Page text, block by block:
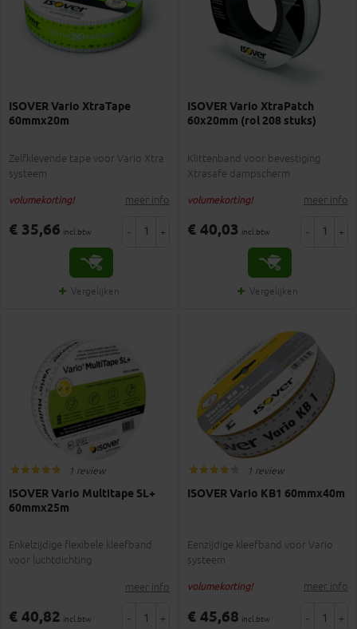
ISOVER Vario XtraTape
60mmx20m
Zelfklevende tape voor Vario Xtra
systeem
volumekorting! meer info
€ 35,66 incl.btw - +
Vergelijken
ISOVER Vario XtraPatch
60x20mm (rol 208 stuks)
Klittenband voor bevestiging
Xtrasafe dampscherm
volumekorting! meer info
€ 40,03 incl.btw - +
Vergelijken
1 review
ISOVER Vario Multitape SL+
60mmx25m
Enkelzijdige flexibele kleefband
voor luchtdichting
meer info
€ 40,82 incl.btw - +
1 review
ISOVER Vario KB1 60mmx40m
Eenzijdige kleefband voor Vario
systeem
volumekorting! meer info
€ 45,68 incl.btw - +